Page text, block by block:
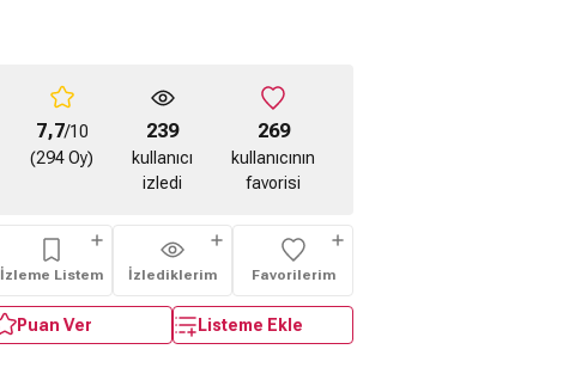
7,7/10
(294 Oy)
239
kullanıcı
izledi
269
kullanıcının
favorisi
İzleme Listem İzlediklerim Favorilerim
Puan Ver Listeme Ekle